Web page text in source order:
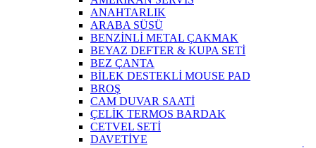
ANAHTARLIK
ARABA SÜSÜ
BENZİNLİ METAL ÇAKMAK
BEYAZ DEFTER & KUPA SETİ
BEZ ÇANTA
BİLEK DESTEKLİ MOUSE PAD
BROŞ
CAM DUVAR SAATİ
ÇELİK TERMOS BARDAK
CETVEL SETİ
DAVETİYE